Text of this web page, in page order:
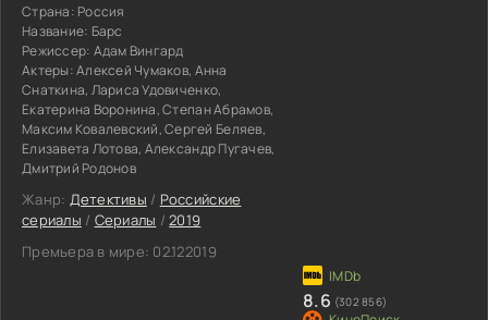
Страна: Россия
Название: Барс
Режиссер: Адам Вингард
Актеры:Алексей Чумаков, Анна
Снаткина, Лариса Удовиченко,
Екатерина Воронина, Степан Абрамов,
Максим Ковалевский, Сергей Беляев,
Елизавета Лотова, Александр Пугачев,
Дмитрий Родонов
Жанр: Детективы / Российские
сериалы / Сериалы /2019
Премьера в мире: 02.122019
8.6 (302 856)